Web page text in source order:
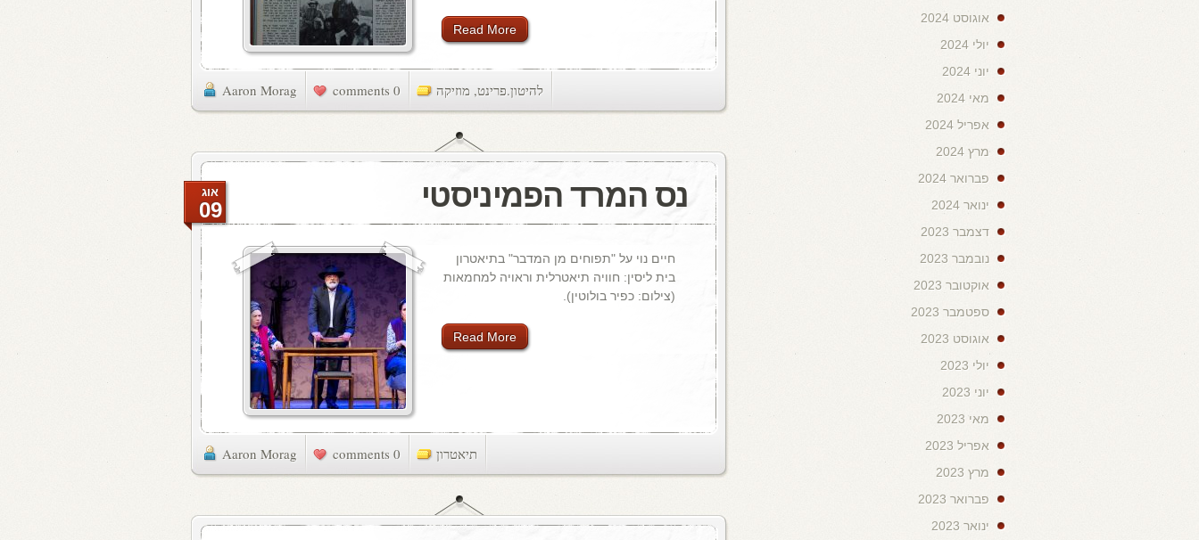
Read More
Aaron Morag 0 comments להיטון.פרינט, מוזיקה
נס המרד הפמיניסטי אוג
09
חיים נוי על "תפוחים מן המדבר" בתיאטרון
בית ליסין: חוויה תיאטרלית וראויה למחמאות
(צילום: כפיר בולוטין).
Read More
Aaron Morag 0 comments תיאטרון
אוגוסט 2024
יולי 2024
יוני 2024
מאי 2024
אפריל 2024
מרץ 2024
פברואר 2024
ינואר 2024
דצמבר 2023
נובמבר 2023
אוקטובר 2023
ספטמבר 2023
אוגוסט 2023
יולי 2023
יוני 2023
מאי 2023
אפריל 2023
מרץ 2023
פברואר 2023
ינואר 2023